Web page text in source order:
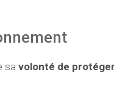
sa volonté de